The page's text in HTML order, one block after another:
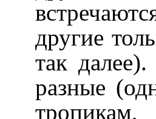
другие
так
разные